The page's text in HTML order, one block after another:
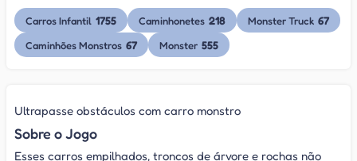
Carros Infantil 1755 Caminhonetes 218 Monster Truck 67
Caminhões Monstros 67 Monster 555
Ultrapasse obstáculos com carro monstro
Sobre o Jogo
Esses carros empilhados, troncos de árvore e rochas não